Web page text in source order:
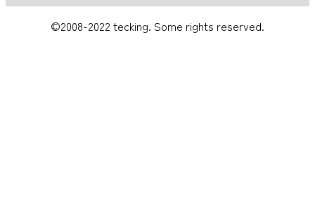
©2008-2022 tecking. Some rights reserved.